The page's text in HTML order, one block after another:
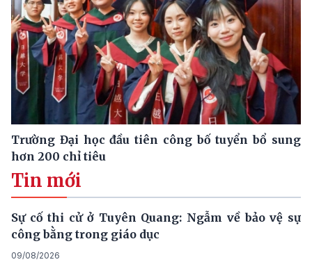
Trường Đại học đầu tiên công bố tuyển bổ sung
hơn 200 chỉ tiêu
Tin mới
Sự cố thi cử ở Tuyên Quang: Ngẫm về bảo vệ sự
công bằng trong giáo dục
09/08/2026